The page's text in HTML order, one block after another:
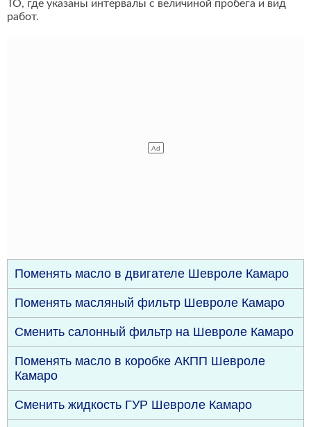
ТО, где указаны интервалы с величиной пробега и вид
работ.
Поменять масло в двигателе Шевроле Камаро
Поменять масляный фильтр Шевроле Камаро
Сменить салонный фильтр на Шевроле Камаро
Поменять масло в коробке АКПП Шевроле
Камаро
Сменить жидкость ГУР Шевроле Камаро